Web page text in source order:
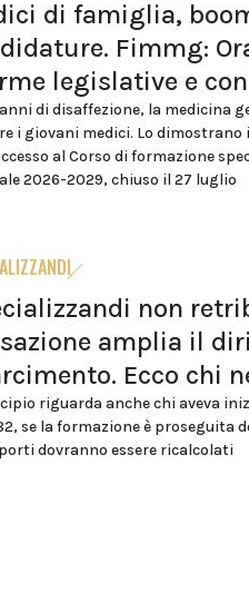
di famiglia,
Fimmg:
legislative e
di disaffezione, la medicina
i giovani medici. Lo dimostrano
al Corso di formazione
2026-2029, chiuso il 27 luglio
non
amplia il
Ecco chi
riguarda anche chi aveva
se la formazione è proseguita
dovranno essere ricalcolati